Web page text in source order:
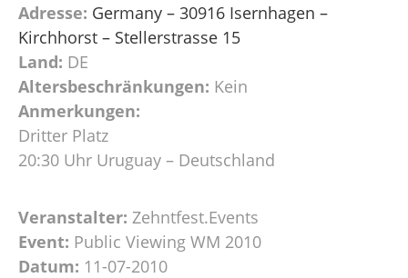
Adresse: Germany – 30916 Isernhagen –
Kirchhorst – Stellerstrasse 15
Land: DE
Altersbeschränkungen: Kein
Anmerkungen:
Dritter Platz
20:30 Uhr Uruguay – Deutschland
Veranstalter: Zehntfest.Events
Event: Public Viewing WM 2010
Datum: 11-07-2010